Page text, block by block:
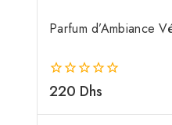
Parfum d’Ambiance
0
5
220 Dhs